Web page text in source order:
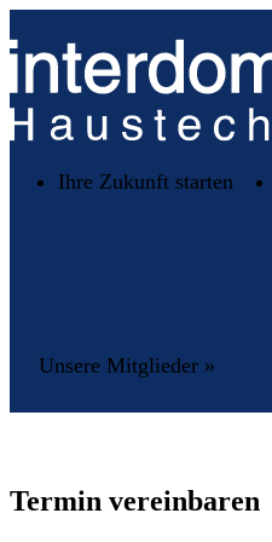
Ihre Zukunft starten
Unsere Mitglieder »
Termin vereinbaren